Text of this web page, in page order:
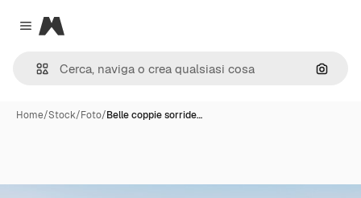
Close menu
Magnific
Cerca
Home/Stock/Foto/Belle coppie sorride…